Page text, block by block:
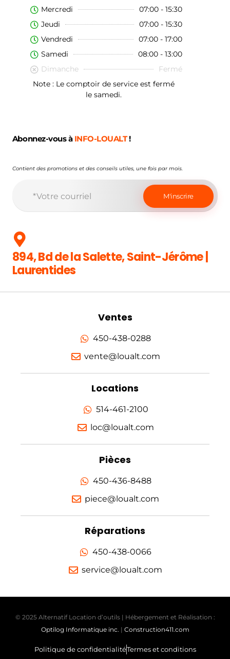
Mercredi
07:00 - 15:30
Jeudi
07:00 - 15:30
Vendredi
07:00 - 17:00
Samedi
08:00 - 13:00
Dimanche
Fermé
Note : Le comptoir de service est fermé
le samedi.
Abonnez-vous à INFO-LOUALT!
Contient des promotions et des conseils utiles, une fois par mois.
894, Bd de la Salette, Saint-Jérôme |
Laurentides
Ventes
450-438-0288
vente@loualt.com
Locations
514-461-2100
loc@loualt.com
Pièces
450-436-8488
piece@loualt.com
Réparations
450-438-0066
service@loualt.com
© 2025 Alternatif Location d’outils | Hébergement et Réalisation :
Optilog Informatique inc. | Construction411.com
Politique de confidentialitéTermes et conditions